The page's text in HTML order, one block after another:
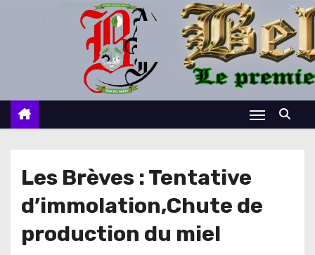
c
Les Brèves : Tentative
d’immolation,Chute de
production du miel